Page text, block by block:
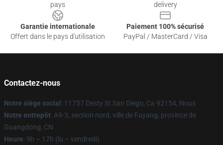
pays
delivery
Garantie internationale
Offert dans le pays d'utilisation
Paiement 100% sécurisé
PayPal / MasterCard / Visa
Contactez-nous
Notre siège social : 11757 Desty St San Diego, Ca 92154, Nous
Notre entrepôt: A9-3, section nord, ville de Fuyang, province de
Guangdong, CN
Heure: 9h – 17h (lu – vendredi)